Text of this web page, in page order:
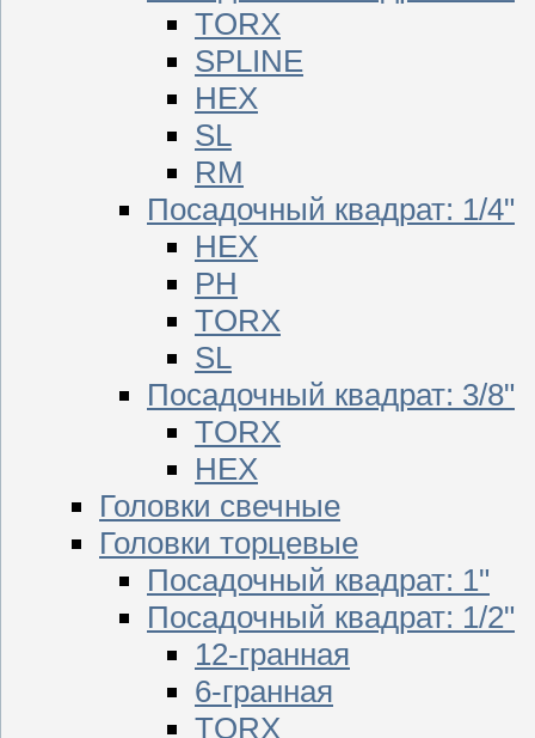
TORX
SPLINE
HEX
SL
RM
Посадочный квадрат: 1/4"
HEX
PH
TORX
SL
Посадочный квадрат: 3/8"
TORX
HEX
Головки свечные
Головки торцевые
Посадочный квадрат: 1"
Посадочный квадрат: 1/2"
12-гранная
6-гранная
TORX